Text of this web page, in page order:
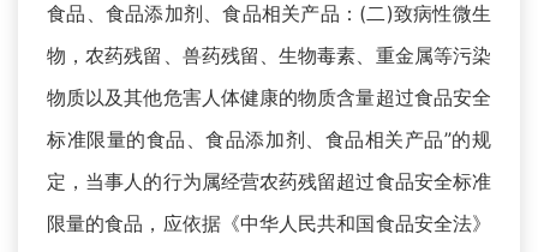
食品、食品添加剂、食品相关产品：(二)致病性微生
物，农药残留、兽药残留、生物毒素、重金属等污染
物质以及其他危害人体健康的物质含量超过食品安全
标准限量的食品、食品添加剂、食品相关产品”的规
定，当事人的行为属经营农药残留超过食品安全标准
限量的食品，应依据《中华人民共和国食品安全法》